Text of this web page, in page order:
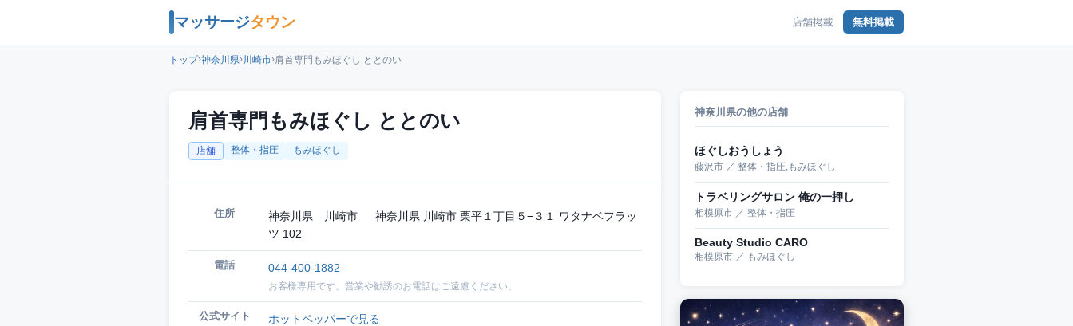
マッサージタウン 店舗掲載 無料掲載
トップ›神奈川県›川崎市›肩首専門もみほぐし ととのい
肩首専門もみほぐし ととのい
店舗 整体・指圧 もみほぐし
住所
神奈川県 川崎市 神奈川県 川崎市 栗平１丁目５−３１ ワタナベフラッ
ツ 102
電話 044-400-1882
お客様専用です。営業や勧誘のお電話はご遠慮ください。
公式サイト ホットペッパーで見る
神奈川県の他の店舗
ほぐしおうしょう
藤沢市 ／ 整体・指圧,もみほぐし
トラベリングサロン 俺の一押し
相模原市 ／ 整体・指圧
Beauty Studio CARO
相模原市 ／ もみほぐし